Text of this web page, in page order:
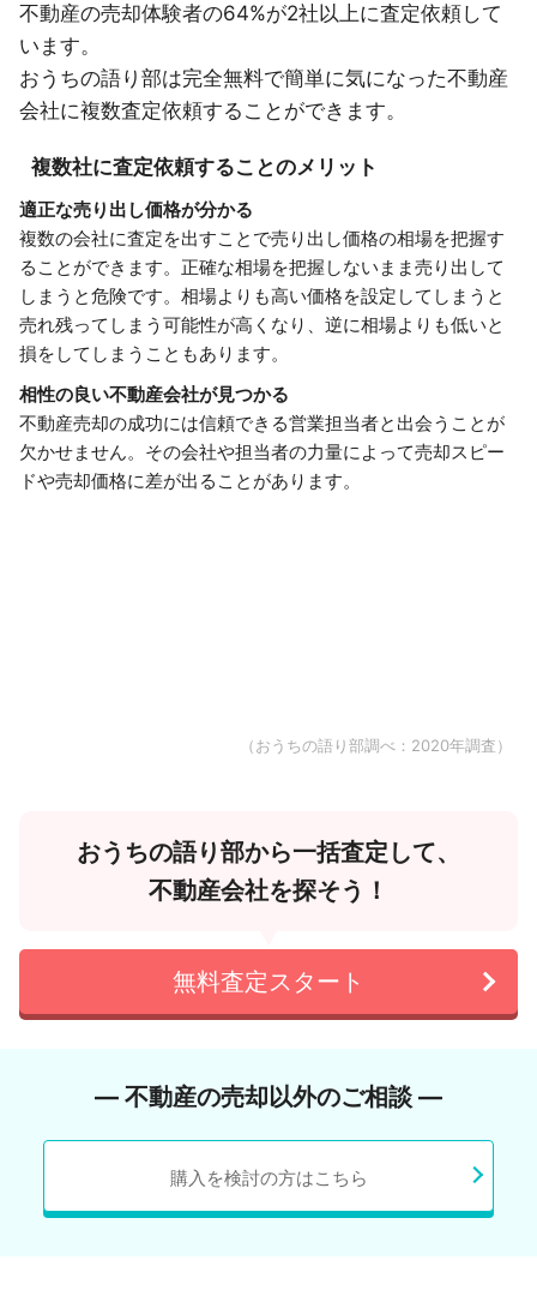
不動産の売却体験者の64%が2社以上に査定依頼して
います。
おうちの語り部は完全無料で簡単に気になった不動産
会社に複数査定依頼することができます。
複数社に査定依頼することのメリット
適正な売り出し価格が分かる
複数の会社に査定を出すことで売り出し価格の相場を把握す
ることができます。正確な相場を把握しないまま売り出して
しまうと危険です。相場よりも高い価格を設定してしまうと
売れ残ってしまう可能性が高くなり、逆に相場よりも低いと
損をしてしまうこともあります。
相性の良い不動産会社が見つかる
不動産売却の成功には信頼できる営業担当者と出会うことが
欠かせません。その会社や担当者の力量によって売却スピー
ドや売却価格に差が出ることがあります。
（おうちの語り部調べ：2020年調査）
おうちの語り部から一括査定して、
不動産会社を探そう！
無料査定スタート
― 不動産の売却以外のご相談 ―
購入を検討の方はこちら